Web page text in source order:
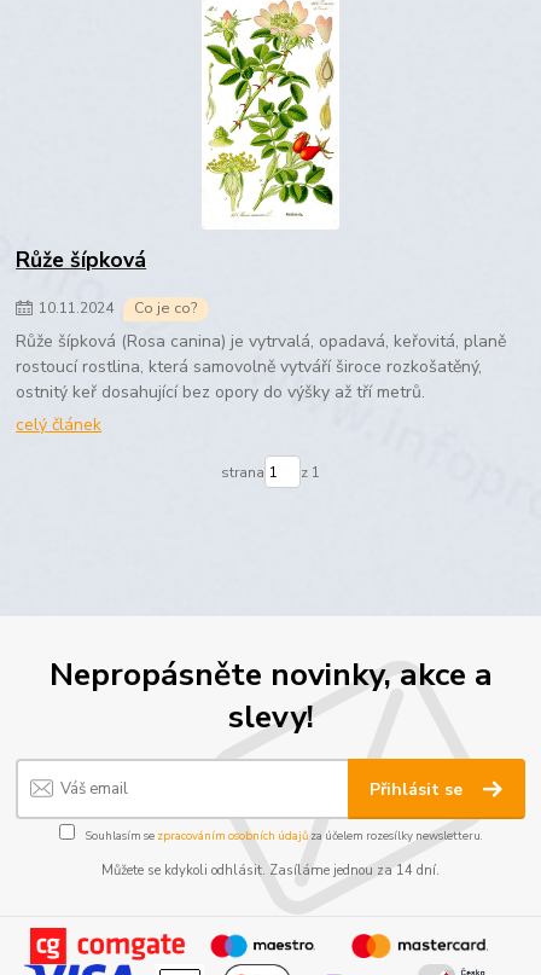
Růže šípková
10.11.2024 Co je co?
Růže šípková (Rosa canina) je vytrvalá, opadavá, keřovitá, planě
rostoucí rostlina, která samovolně vytváří široce rozkošatěný,
ostnitý keř dosahující bez opory do výšky až tří metrů.
celý článek
strana z 1
Nepropásněte novinky, akce a
slevy!
Přihlásit se
Souhlasím se zpracováním osobních údajůza účelem rozesílky newsletteru.
Můžete se kdykoli odhlásit. Zasíláme jednou za 14 dní.